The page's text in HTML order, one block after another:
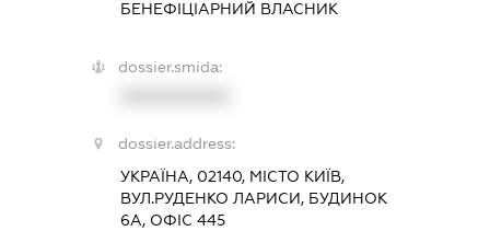
БЕНЕФІЦІАРНИЙ ВЛАСНИК
dossier.smida:
dossier.address:
УКРАЇНА, 02140, МІСТО КИЇВ,
ВУЛ.РУДЕНКО ЛАРИСИ, БУДИНОК
6А, ОФІС 445